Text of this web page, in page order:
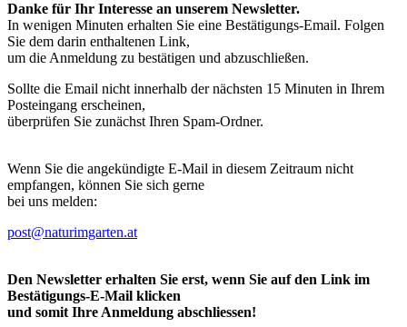
Danke für Ihr Interesse an unserem Newsletter.
In wenigen Minuten erhalten Sie eine Bestätigungs-Email. Folgen
Sie dem darin enthaltenen Link,
um die Anmeldung zu bestätigen und abzuschließen.
Sollte die Email nicht innerhalb der nächsten 15 Minuten in Ihrem
Posteingang erscheinen,
überprüfen Sie zunächst Ihren Spam-Ordner.
Wenn Sie die angekündigte E-Mail in diesem Zeitraum nicht
empfangen, können Sie sich gerne
bei uns melden:
post@naturimgarten.at
Den Newsletter erhalten Sie erst, wenn Sie auf den Link im
Bestätigungs-E-Mail klicken
und somit Ihre Anmeldung abschliessen!